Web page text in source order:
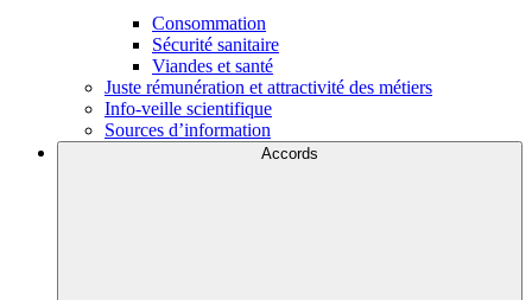
Consommation
Sécurité sanitaire
Viandes et santé
Juste rémunération et attractivité des métiers
Info-veille scientifique
Sources d’information
Accords